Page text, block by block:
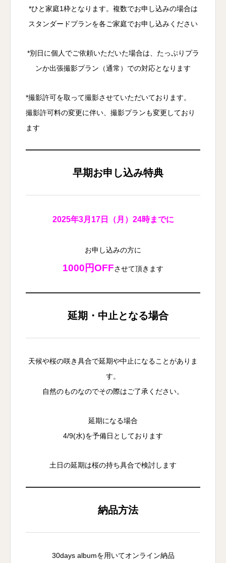
*ひと家庭1枠となります。複数でお申し込みの場合は
スタンダードプランを各ご家庭でお申し込みください
*別日に個人でご依頼いただいた場合は、たっぷりプラ
ンか出張撮影プラン（通常）での対応となります
*撮影許可を取って撮影させていただいております。
撮影許可料の変更に伴い、撮影プランも変更しており
ます
早期お申し込み特典
2025年3月17日（月）24時までに
お申し込みの方に
1000円OFFさせて頂きます
延期・中止となる場合
天候や桜の咲き具合で延期や中止になることがありま
す。
自然のものなのでその際はご了承ください。
延期になる場合
4/9(水)を予備日としております
土日の延期は桜の持ち具合で検討します
納品方法
30days albumを用いてオンライン納品